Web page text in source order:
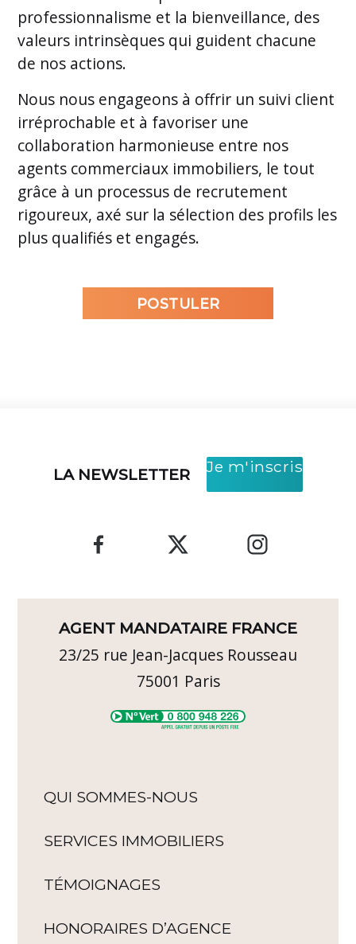
professionnalisme et la bienveillance, des
valeurs intrinsèques qui guident chacune
de nos actions.
Nous nous engageons à offrir un suivi client
irréprochable et à favoriser une
collaboration harmonieuse entre nos
agents commerciaux immobiliers, le tout
grâce à un processus de recrutement
rigoureux, axé sur la sélection des profils les
plus qualifiés et engagés.
POSTULER
LA NEWSLETTER Je m'inscris
AGENT MANDATAIRE FRANCE
23/25 rue Jean-Jacques Rousseau
75001 Paris
QUI SOMMES-NOUS
SERVICES IMMOBILIERS
TÉMOIGNAGES
HONORAIRES D’AGENCE